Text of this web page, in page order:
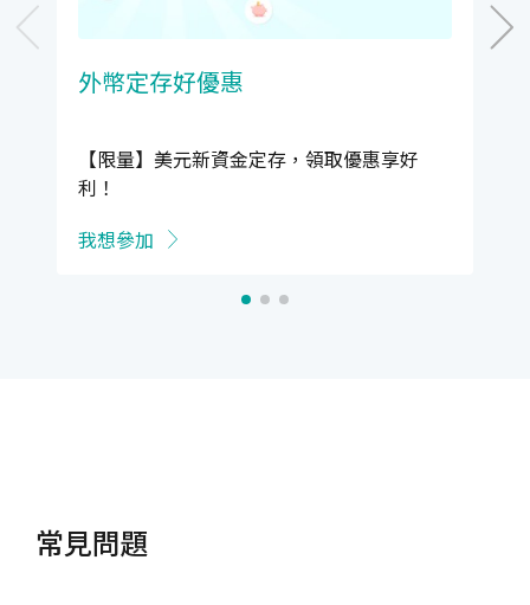
外幣定存好優惠
【限量】美元新資金定存，領取優惠享好
利！
我想參加
常見問題